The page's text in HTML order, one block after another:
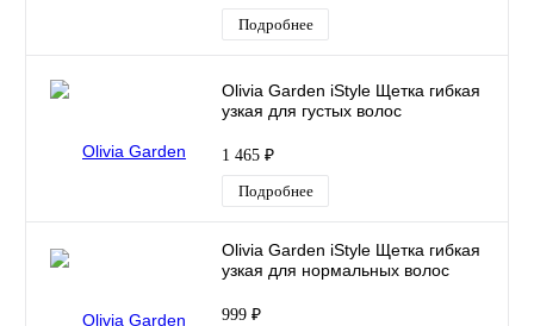
Подробнее
Olivia Garden iStyle Щетка гибкая
узкая для густых волос
1 465 ₽
Подробнее
Olivia Garden iStyle Щетка гибкая
узкая для нормальных волос
999 ₽